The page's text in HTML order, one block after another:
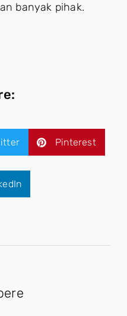
banyak pihak.
Pinterest